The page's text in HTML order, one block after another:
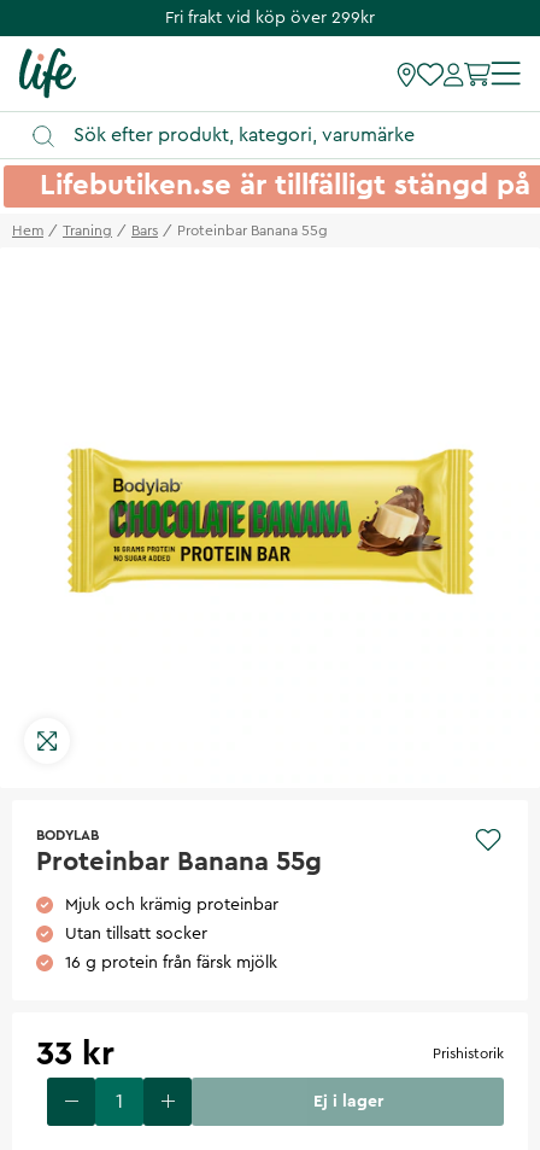
Fri frakt vid köp över 299kr
Lifebutiken.se är tillfälligt stängd
Hem Traning Bars Proteinbar Banana 55g
BODYLAB
Proteinbar Banana 55g
Mjuk och krämig proteinbar
Utan tillsatt socker
16 g protein från färsk mjölk
33 kr Prishistorik
Ej i lager